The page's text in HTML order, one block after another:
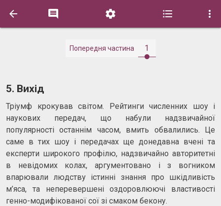
    
Попередня частина 1
5. Вихід
Тріумф крокував світом. Рейтинги численних шоу і
наукових передач, що набули надзвичайної
популярності останнім часом, вмить обвалились. Це
саме в тих шоу і передачах ще донедавна вчені та
експерти широкого профілю, надзвичайно авторитетні
в невідомих колах, аргументовано і з вогником
впарювали людству істинні знання про шкідливість
м’яса, та неперевершені оздоровлюючі властивості
генно-модифікованої сої зі смаком бекону.